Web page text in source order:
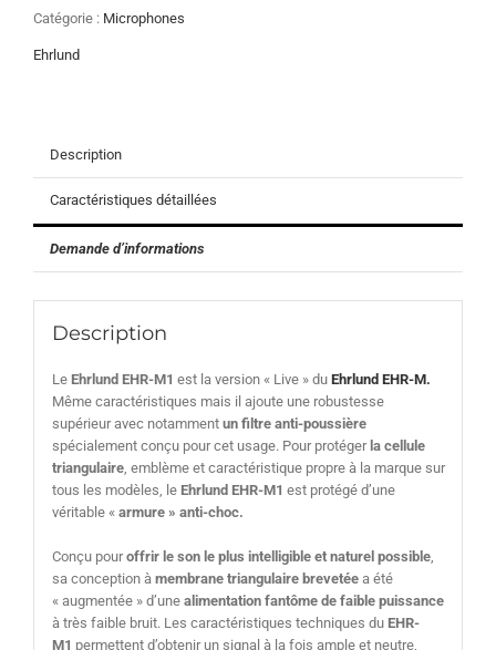
M1
Catégorie : Microphones
Ehrlund
Description
Caractéristiques détaillées
Demande d’informations
Description
LeEhrlund EHR-M1 est la version « Live » du Ehrlund EHR-M.
Même caractéristiques mais il ajoute une robustesse
supérieur avec notamment un filtre anti-poussière
spécialement conçu pour cet usage. Pour protéger la cellule
triangulaire, emblème et caractéristique propre à la marque sur
tous les modèles, le Ehrlund EHR-M1 est protégé d’une
véritable « armure » anti-choc.
Conçu pouroffrir le son le plus intelligible et naturel possible,
sa conception à membrane triangulaire brevetéea été
« augmentée » d’une alimentation fantôme de faible puissance
à très faible bruit. Les caractéristiques techniques du EHR-
M1 permettent d’obtenir un signal à la fois ample et neutre,